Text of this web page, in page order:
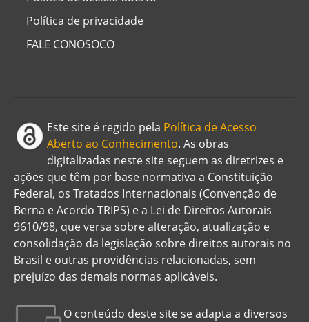
Política de privacidade
FALE CONOSOCO
Este site é regido pela Política de Acesso
Aberto ao Conhecimento. As obras
digitalizadas neste site seguem as diretrizes e
ações que têm por base normativa a Constituição
Federal, os Tratados Internacionais (Convenção de
Berna e Acordo TRIPS) e a Lei de Direitos Autorais
9610/98, que versa sobre alteração, atualização e
consolidação da legislação sobre direitos autorais no
Brasil e outras providências relacionadas, sem
prejuízo das demais normas aplicáveis.
O conteúdo deste site se adapta a diversos